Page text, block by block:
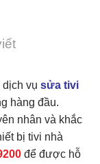
vụ sửa tivi
hàng đầu.
nhân và khắc
bị tivi nhà
để được hỗ